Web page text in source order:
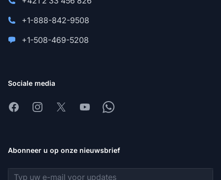
+1-888-842-9508
+1-508-469-5208
Sociale media
FacebookInstagram
X YoutubeWhatsapp
Abonneer u op onze nieuwsbrief
E-mailadres